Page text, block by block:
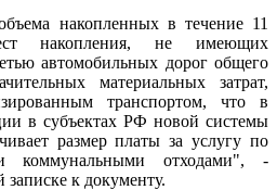
накопленных в течение 11
накопления, не имеющих
автомобильных дорог общего
материальных затрат,
транспортом, что в
в субъектах РФ новой системы
размер платы за услугу по
коммунальными отходами", -
записке к документу.